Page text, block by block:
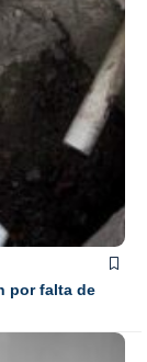
por falta de